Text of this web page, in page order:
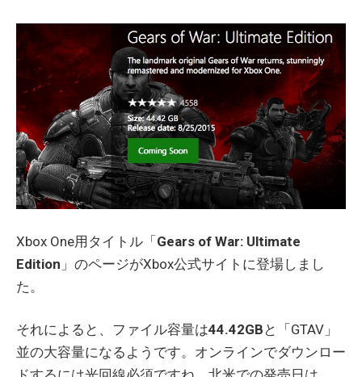
Xbox One用タイトル「Gears of War: Ultimate
Edition 」のページがXbox公式サイトに登場しまし
た。
それによると、ファイル容量は44.42GB と「GTAV」
並の大容量になるようです。オンラインでダウンロー